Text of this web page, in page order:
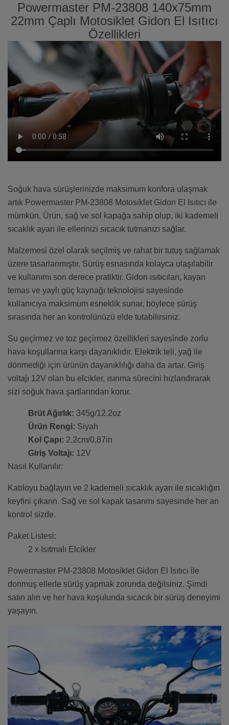
Powermaster PM-23808 140x75mm
22mm Çaplı Motosiklet Gidon El Isıtıcı
Özellikleri
Soğuk hava sürüşlerinizde maksimum konfora ulaşmak
artık Powermaster PM-23808 Motosiklet Gidon El Isıtıcı ile
mümkün. Ürün, sağ ve sol kapağa sahip olup, iki kademeli
sıcaklık ayarı ile ellerinizi sıcacık tutmanızı sağlar.
Malzemesi özel olarak seçilmiş ve rahat bir tutuş sağlamak
üzere tasarlanmıştır. Sürüş esnasında kolayca ulaşılabilir
ve kullanımı son derece pratiktir. Gidon ısıtıcıları, kayan
temas ve yaylı güç kaynağı teknolojisi sayesinde
kullanıcıya maksimum esneklik sunar, böylece sürüş
sırasında her an kontrolünüzü elde tutabilirsiniz.
Su geçirmez ve toz geçirmez özellikleri sayesinde zorlu
hava koşullarına karşı dayanıklıdır. Elektrik teli, yağ ile
dönmediği için ürünün dayanıklılığı daha da artar. Giriş
voltajı 12V olan bu elcikler, ısınma sürecini hızlandırarak
sizi soğuk hava şartlarından korur.
Brüt Ağırlık: 345g/12.2oz
Ürün Rengi: Siyah
Kol Çapı: 2,2cm/0,87in
Giriş Voltajı: 12V
Nasıl Kullanılır:
Kabloyu bağlayın ve 2 kademeli sıcaklık ayarı ile sıcaklığın
keyfini çıkarın. Sağ ve sol kapak tasarımı sayesinde her an
kontrol sizde.
Paket Listesi:
2 x Isıtmalı Elcikler
Powermaster PM-23808 Motosiklet Gidon El Isıtıcı ile
donmuş ellerle sürüş yapmak zorunda değilsiniz. Şimdi
satın alın ve her hava koşulunda sıcacık bir sürüş deneyimi
yaşayın.